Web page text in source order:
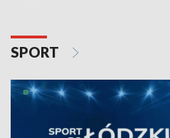
SPORT